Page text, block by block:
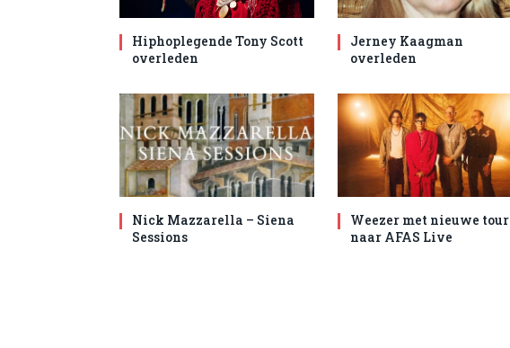
Hiphoplegende Tony Scott
overleden
Jerney Kaagman
overleden
Nick Mazzarella – Siena
Sessions
Weezer met nieuwe tour
naar AFAS Live